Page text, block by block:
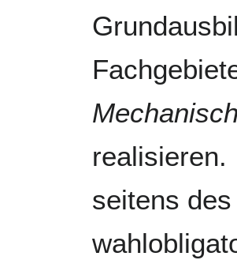
realisieren.
seitens